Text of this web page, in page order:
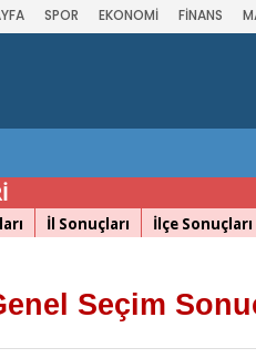
SPOR EKONOMİ FİNANS
İl Sonuçları İlçe Sonuçları
Seçim